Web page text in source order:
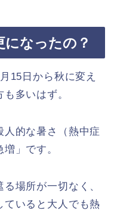
なったの？
15日から秋に変え
多いはず。
的な暑さ（熱中症
」です。
場所が一切なく、
ていると大人でも熱